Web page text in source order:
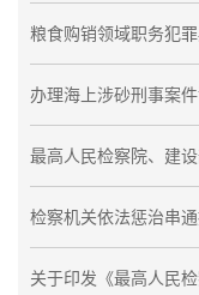
粮食购销领域职务犯
办理海上涉砂刑事案件
检察机关依法惩治串